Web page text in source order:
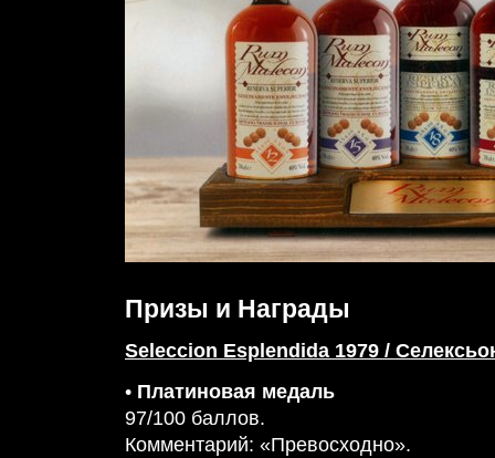
Призы и Награды
Seleccion Esplendida 1979 /
• Платиновая медаль
97/100 баллов.
Комментарий: «Превосходно».